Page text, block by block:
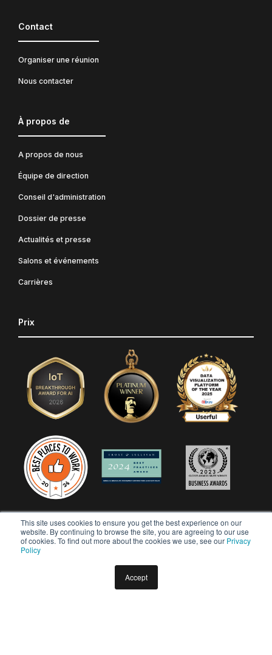
This site uses cookies to ensure you get the best experience on our
website. By continuing to browse the site, you are agreeing to our use
of cookies. To find out more about the cookies we use, see our Privacy
Policy
Accept
Contact
Organiser une réunion
Nous contacter
À propos de
A propos de nous
Équipe de direction
Conseil d'administration
Dossier de presse
Actualités et presse
Salons et événements
Carrières
Prix